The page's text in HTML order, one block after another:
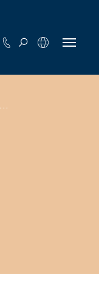
Lausunto hallituksen esityksestä eduskunnalle laiksi tupakkalain muuttamisesta